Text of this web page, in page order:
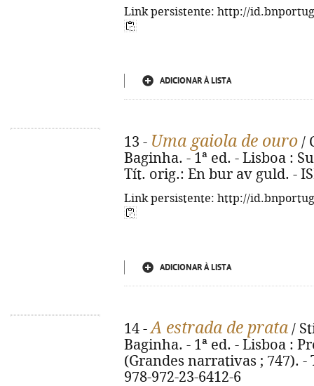
Link persistente: http://
ADICIONAR À LISTA
13 - Uma gaiola de ouro /
Baginha. - 1ª ed. - Lisboa :
Tít. orig.: En bur av guld. -
Link persistente: http://
ADICIONAR À LISTA
14 -A estrada de prata /
Baginha. - 1ª ed. - Lisboa :
(Grandes narrativas ; 747).
978-972-23-6412-6